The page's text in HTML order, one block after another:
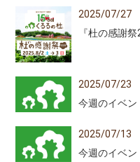
2025/07/27
『杜の感謝
2025/07/23
今週のイベン
2025/07/13
今週のイベン